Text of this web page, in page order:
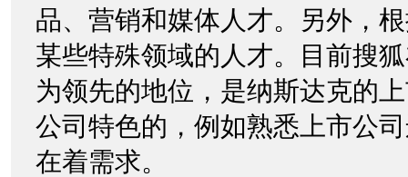
品、营销和媒体人才。另外，
某些特殊领域的人才。目前搜
为领先的地位，是纳斯达克的
公司特色的，例如熟悉上市公
在着需求。